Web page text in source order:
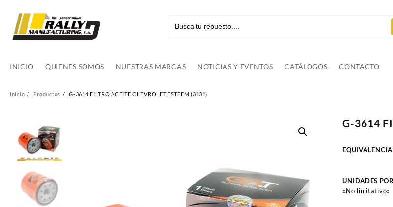
contenido
INICIO QUIENES SOMOS NUESTRAS MARCAS NOTICIAS Y EVENTOS CATÁLOGOS CONTACTO
Inicio Productos G-3614 FILTRO ACEITE CHEVROLET ESTEEM (3131)
G-3614
UNIDADES
«No limitativo»